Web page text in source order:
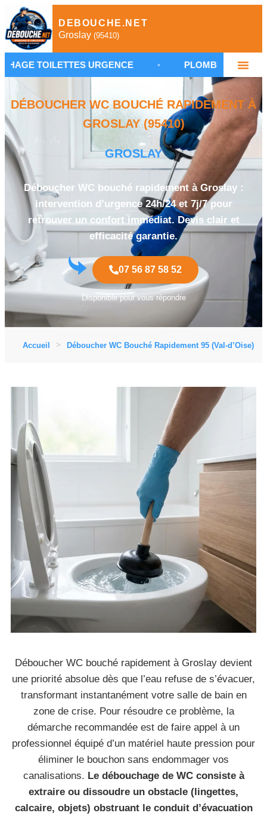
DEBOUCHE.NET
Groslay (95410)
URGENCE • PLOMBIER GROSLAY 95410
DÉBOUCHER WC BOUCHÉ RAPIDEMENT À
GROSLAY (95410)
GROSLAY
Déboucher WC bouché rapidement à Groslay :
intervention d’urgence 24h/24 et 7j/7 pour
retrouver un confort immédiat. Devis clair et
efficacité garantie.
07 56 87 58 52
Disponible pour vous répondre
Accueil Déboucher WC Bouché Rapidement 95 (Val-d’Oise)
Déboucher WC bouché rapidement à Groslay devient
une priorité absolue dès que l’eau refuse de s’évacuer,
transformant instantanément votre salle de bain en
zone de crise. Pour résoudre ce problème, la
démarche recommandée est de faire appel à un
professionnel équipé d’un matériel haute pression pour
éliminer le bouchon sans endommager vos
canalisations. Le débouchage de WC consiste à
extraire ou dissoudre un obstacle (lingettes,
calcaire, objets) obstruant le conduit d’évacuation